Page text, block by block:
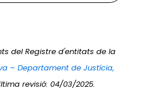
del Registre d'entitats de la
– Departament de Justícia,
revisió: 04/03/2025.